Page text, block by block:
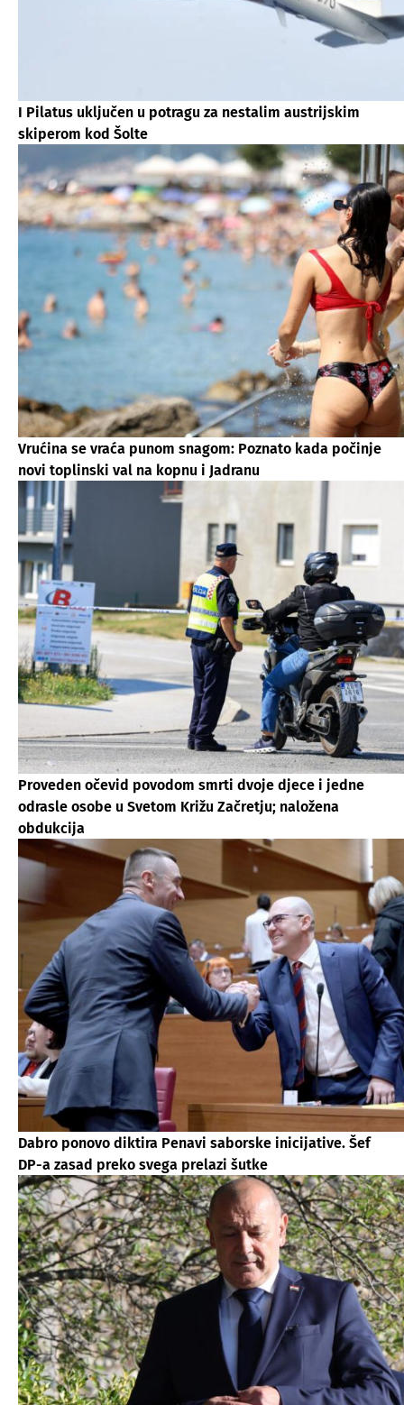
I Pilatus uključen u potragu za nestalim austrijskim
skiperom kod Šolte
Vrućina se vraća punom snagom: Poznato kada počinje
novi toplinski val na kopnu i Jadranu
Proveden očevid povodom smrti dvoje djece i jedne
odrasle osobe u Svetom Križu Začretju; naložena
obdukcija
Dabro ponovo diktira Penavi saborske inicijative. Šef
DP-a zasad preko svega prelazi šutke